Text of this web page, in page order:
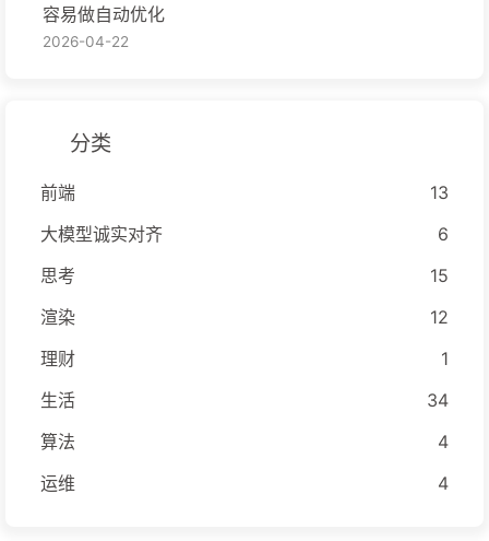
容易做自动优化
2026-04-22
分类
前端
13
大模型诚实对齐
6
思考
15
渲染
12
理财
1
生活
34
算法
4
运维
4